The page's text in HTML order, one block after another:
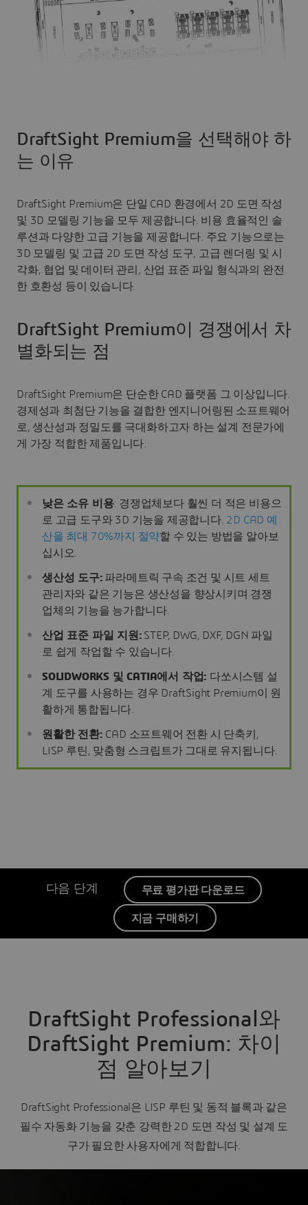
DraftSight Premium을 선택해야 하
는 이유
DraftSight Premium은 단일 CAD 환경에서 2D 도면 작성
및 3D 모델링 기능을 모두 제공합니다. 비용 효율적인 솔
루션과 다양한 고급 기능을 제공합니다. 주요 기능으로는
3D 모델링 및 고급 2D 도면 작성 도구, 고급 렌더링 및 시
각화, 협업 및 데이터 관리, 산업 표준 파일 형식과의 완전
한 호환성 등이 있습니다.
DraftSight Premium이 경쟁에서 차
별화되는 점
DraftSight Premium은 단순한 CAD 플랫폼 그 이상입니다.
경제성과 최첨단 기능을 결합한 엔지니어링된 소프트웨어
로, 생산성과 정밀도를 극대화하고자 하는 설계 전문가에
게 가장 적합한 제품입니다.
낮은 소유 비용: 경쟁업체보다 훨씬 더 적은 비용으
로 고급 도구와 3D 기능을 제공합니다. 2D CAD 예
산을 최대 70%까지 절약할 수 있는 방법을 알아보
십시오.
생산성 도구:파라메트릭 구속 조건 및 시트 세트
관리자와 같은 기능은 생산성을 향상시키며 경쟁
업체의 기능을 능가합니다.
산업 표준 파일 지원:STEP, DWG, DXF, DGN 파일
로 쉽게 작업할 수 있습니다.
SOLIDWORKS 및 CATIA에서 작업: 다쏘시스템 설
계 도구를 사용하는 경우 DraftSight Premium이 원
활하게 통합됩니다.
원활한 전환: CAD 소프트웨어 전환 시 단축키,
LISP 루틴, 맞춤형 스크립트가 그대로 유지됩니다.
다음 단계 무료 평가판 다운로드
지금 구매하기
DraftSight Professional와
DraftSight Premium: 차이
점 알아보기
DraftSight Professional은 LISP 루틴 및 동적 블록과 같은
필수 자동화 기능을 갖춘 강력한 2D 도면 작성 및 설계 도
구가 필요한 사용자에게 적합합니다.